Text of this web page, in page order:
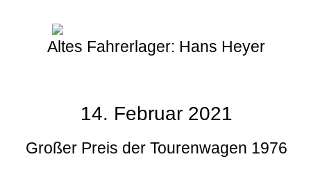
Altes Fahrerlager: Hans Heyer
14. Februar 2021
Großer Preis der Tourenwagen 1976